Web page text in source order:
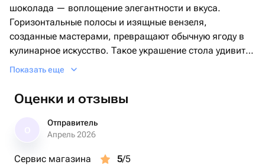
шоколада — воплощение элегантности и вкуса.
Горизонтальные полосы и изящные вензеля,
созданные мастерами, превращают обычную ягоду в
кулинарное искусство. Такое украшение стола удивит
гостей своей оригинальностью и подарит наслаждение
Показать еще
Оценки и отзывы
Отправитель
Апрель 2026
Сервис магазина 5/5